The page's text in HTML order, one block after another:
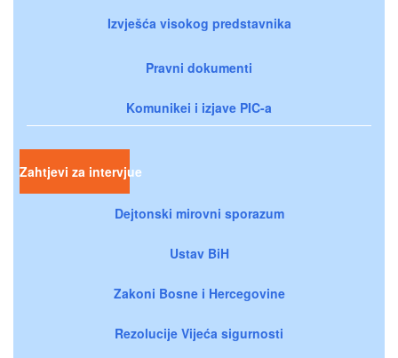
Izvješća visokog predstavnika
Pravni dokumenti
Komunikei i izjave PIC-a
Zahtjevi za intervjue
Dejtonski mirovni sporazum
Ustav BiH
Zakoni Bosne i Hercegovine
Rezolucije Vijeća sigurnosti